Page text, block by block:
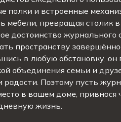
полки и встроенные
мебели, превращая столик
достоинство журнального
пространству
в любую обстановку, он
объединения семьи и
радости. Поэтому пусть
в вашем доме, привнося
жизнь.